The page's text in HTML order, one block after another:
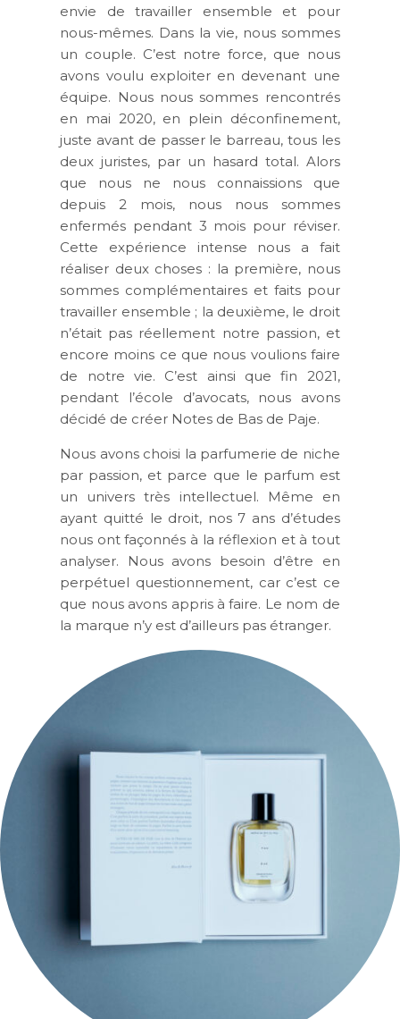
envie de travailler ensemble et pour
nous-mêmes. Dans la vie, nous sommes
un couple. C’est notre force, que nous
avons voulu exploiter en devenant une
équipe. Nous nous sommes rencontrés
en mai 2020, en plein déconfinement,
juste avant de passer le barreau, tous les
deux juristes, par un hasard total. Alors
que nous ne nous connaissions que
depuis 2 mois, nous nous sommes
enfermés pendant 3 mois pour réviser.
Cette expérience intense nous a fait
réaliser deux choses : la première, nous
sommes complémentaires et faits pour
travailler ensemble ; la deuxième, le droit
n’était pas réellement notre passion, et
encore moins ce que nous voulions faire
de notre vie. C’est ainsi que fin 2021,
pendant l’école d’avocats, nous avons
décidé de créer Notes de Bas de Paje.
Nous avons choisi la parfumerie de niche
par passion, et parce que le parfum est
un univers très intellectuel. Même en
ayant quitté le droit, nos 7 ans d’études
nous ont façonnés à la réflexion et à tout
analyser. Nous avons besoin d’être en
perpétuel questionnement, car c’est ce
que nous avons appris à faire. Le nom de
la marque n’y est d’ailleurs pas étranger.